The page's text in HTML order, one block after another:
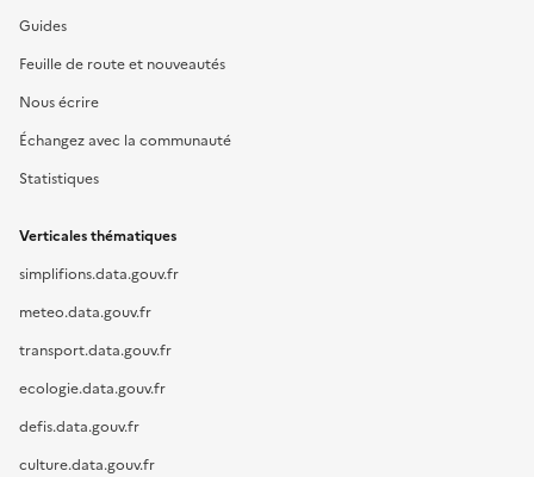
Guides
Feuille de route et nouveautés
Nous écrire
Échangez avec la communauté
Statistiques
Verticales thématiques
simplifions.data.gouv.fr
meteo.data.gouv.fr
transport.data.gouv.fr
ecologie.data.gouv.fr
defis.data.gouv.fr
culture.data.gouv.fr